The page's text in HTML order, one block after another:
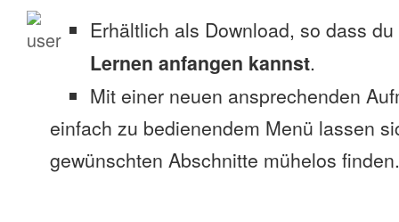
Erhältlich als Download, so dass du
Lernen anfangen kannst.
Mit einer neuen ansprechenden
einfach zu bedienendem Menü lassen
gewünschten Abschnitte mühelos finden.